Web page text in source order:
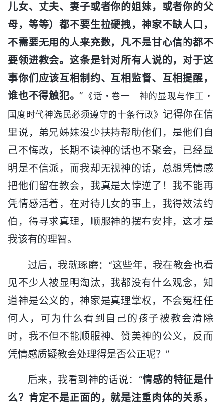
儿女、丈夫、妻子或者你的姐妹，或者你的父
母，等等）都不要生拉硬拽，神家不缺人口，
不需要无用的人来充数，凡不是甘心信的都不
要领进教会。这条是针对所有人说的，对于这
事你们应该互相制约、互相监督、互相提醒，
谁也不得触犯。” 《话・卷一 神的显现与作工・
国度时代神选民必须遵守的十条行政》 记得你在信
里说，弟兄姊妹没少扶持帮助他们，是他们自
己不悔改，长期不读神的话也不聚会，已经显
明是不信派，而我却无视神的话，总想凭情感
把他们留在教会，我真是太悖逆了！我不能再
凭情感活着，在对待儿女的事上，我得效法约
伯，得寻求真理，顺服神的摆布安排，这才是
我该有的理智。
过后，我就琢磨：“这些年，我在教会也看
见不少人被显明淘汰，我都没有什么观念，知
道神是公义的，神家是真理掌权，不会冤枉任
何人，可为什么看到自己的孩子被教会清除
时，我不但不能顺服神、赞美神的公义，反而
凭情感质疑教会处理得是否公正呢？”
后来，我看到神的话说：“情感的特征是什
么？肯定不是正面的，就是注重肉体的关系，